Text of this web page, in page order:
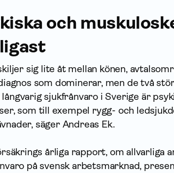
och
sig lite åt mellan könen,
som dominerar, men de två
långvarig sjukfrånvaro i Sverige är
som till exempel rygg- och
säger Andreas Ek.
årliga rapport, om allvarliga
på svensk arbetsmarknad,